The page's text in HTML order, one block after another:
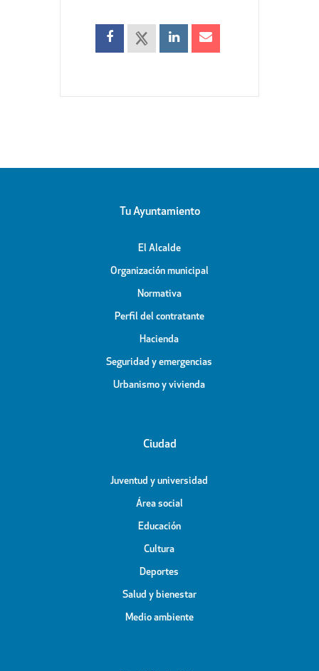
Tu Ayuntamiento
El Alcalde
Organización municipal
Normativa
Perfil del contratante
Hacienda
Seguridad y emergencias
Urbanismo y vivienda
Ciudad
Juventud y universidad
Área social
Educación
Cultura
Deportes
Salud y bienestar
Medio ambiente